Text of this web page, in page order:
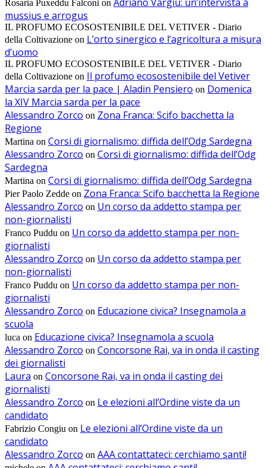
Rosaria Puxeddu Falconi on
mussius e arrogus
IL PROFUMO ECOSOSTENIBILE DEL VETIVER - Diario
della Coltivazione on L’orto sinergico e l’agricoltura a misura
d’uomo
IL PROFUMO ECOSOSTENIBILE DEL VETIVER - Diario
della Coltivazione on Il profumo ecosostenibile del Vetiver
Marcia sarda per la pace | Aladin Pensiero on Domenica
la XIV Marcia sarda per la pace
Alessandro Zorco on Zona Franca: Scifo bacchetta la
Regione
Martina on Corsi di giornalismo: diffida dell’Odg Sardegna
Alessandro Zorco on Corsi di giornalismo: diffida dell’Odg
Sardegna
Martina on Corsi di giornalismo: diffida dell’Odg Sardegna
Pier Paolo Zedde on Zona Franca: Scifo bacchetta la Regione
Alessandro Zorco on Un corso da addetto stampa per
non-giornalisti
Franco Puddu on Un corso da addetto stampa per non-
giornalisti
Alessandro Zorco on Un corso da addetto stampa per
non-giornalisti
Franco Puddu on Un corso da addetto stampa per non-
giornalisti
Alessandro Zorco on Educazione civica? Insegnamola a
scuola
luca on Educazione civica? Insegnamola a scuola
Alessandro Zorco on Concorsone Rai, va in onda il casting
dei giornalisti
Laura on Concorsone Rai, va in onda il casting dei
giornalisti
Alessandro Zorco on Le elezioni all’Ordine viste da un
candidato
Fabrizio Congiu on Le elezioni all’Ordine viste da un
candidato
Alessandro Zorco on AAA contattateci: cerchiamo santi!